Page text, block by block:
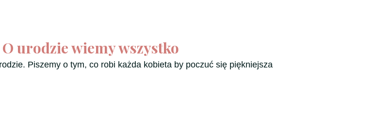
O urodzie wiemy wszystko
Piszemy o tym, co robi każda kobieta by poczuć się piękniejsza